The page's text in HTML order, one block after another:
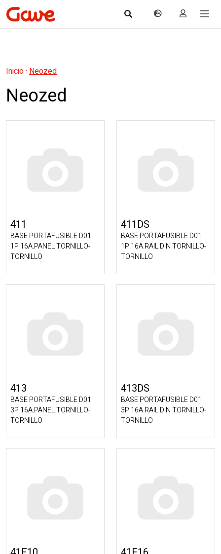
Inicio· Neozed
Neozed
411
BASE PORTAFUSIBLE D01
1P 16A.PANEL TORNILLO-
TORNILLO
411DS
BASE PORTAFUSIBLE D01
1P 16A.RAIL DIN TORNILLO-
TORNILLO
413
BASE PORTAFUSIBLE D01
3P 16A.PANEL TORNILLO-
TORNILLO
413DS
BASE PORTAFUSIBLE D01
3P 16A.RAIL DIN TORNILLO-
TORNILLO